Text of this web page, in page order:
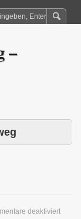
–
deaktiviertfür